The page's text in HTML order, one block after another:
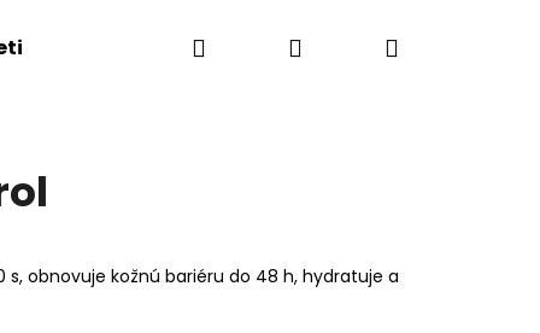
Esthederm showroom Obchodné
Hľadať PrihlásenieNákupný
obnovuje kožnú bariéru do 48 h, hydratuje a